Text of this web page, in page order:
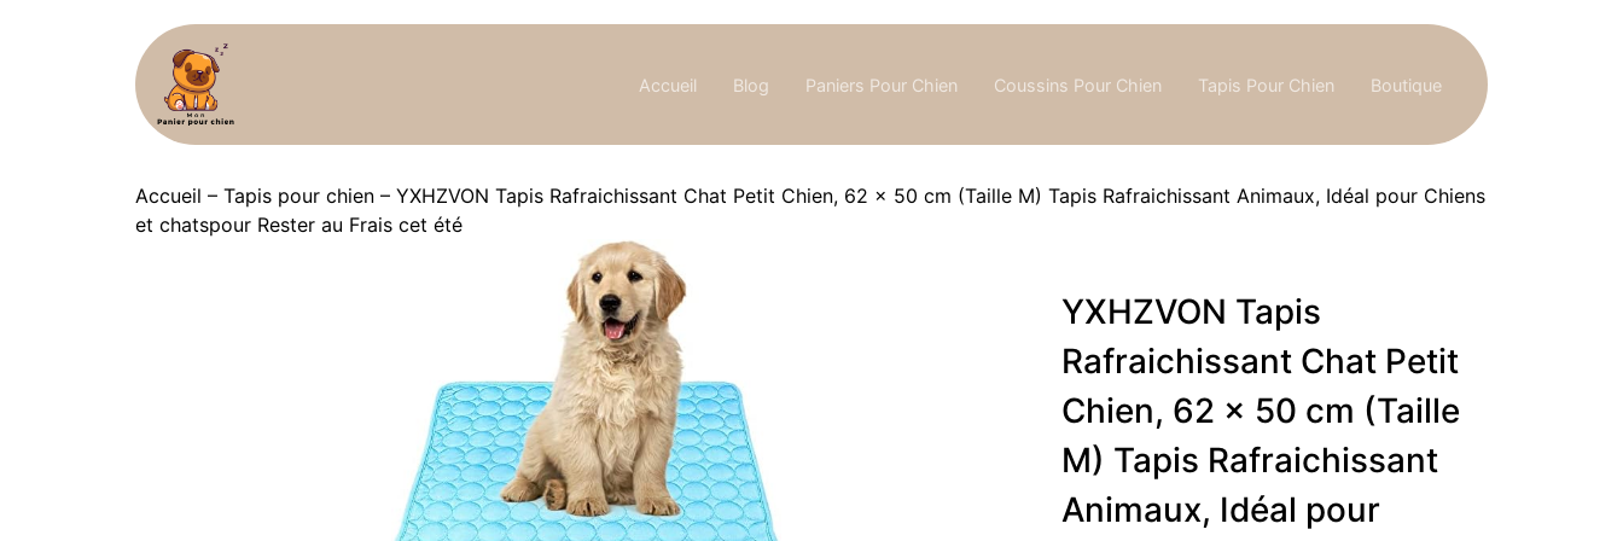
Accueil Blog Paniers Pour Chien Coussins Pour Chien Tapis Pour Chien Boutique
Accueil – Tapis pour chien – YXHZVON Tapis Rafraichissant Chat Petit Chien, 62 x 50 cm (Taille M) Tapis Rafraichissant Animaux, Idéal pour Chiens
et chatspour Rester au Frais cet été
YXHZVON Tapis
Rafraichissant Chat Petit
Chien, 62 x 50 cm (Taille
M) Tapis Rafraichissant
Animaux, Idéal pour